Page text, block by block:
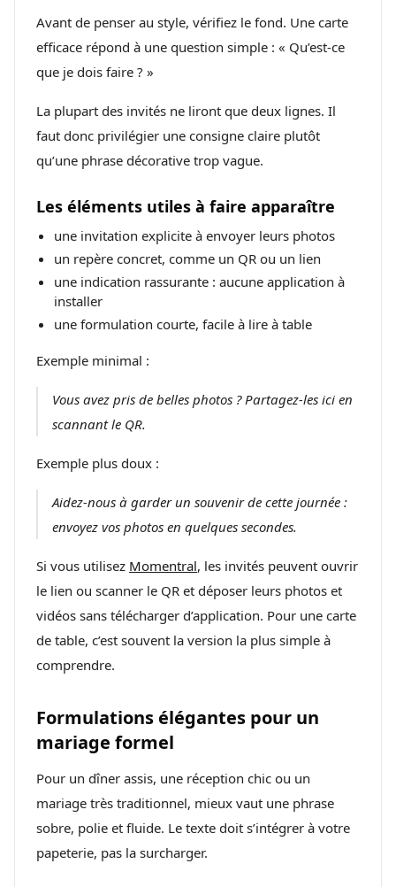
Avant de penser au style, vérifiez le fond. Une carte
efficace répond à une question simple : « Qu’est-ce
que je dois faire ? »
La plupart des invités ne liront que deux lignes. Il
faut donc privilégier une consigne claire plutôt
qu’une phrase décorative trop vague.
Les éléments utiles à faire apparaître
une invitation explicite à envoyer leurs photos
un repère concret, comme un QR ou un lien
une indication rassurante : aucune application à
installer
une formulation courte, facile à lire à table
Exemple minimal :
Vous avez pris de belles photos ? Partagez-les ici en
scannant le QR.
Exemple plus doux :
Aidez-nous à garder un souvenir de cette journée :
envoyez vos photos en quelques secondes.
Si vous utilisez Momentral, les invités peuvent ouvrir
le lien ou scanner le QR et déposer leurs photos et
vidéos sans télécharger d’application. Pour une carte
de table, c’est souvent la version la plus simple à
comprendre.
Formulations élégantes pour un
mariage formel
Pour un dîner assis, une réception chic ou un
mariage très traditionnel, mieux vaut une phrase
sobre, polie et fluide. Le texte doit s’intégrer à votre
papeterie, pas la surcharger.